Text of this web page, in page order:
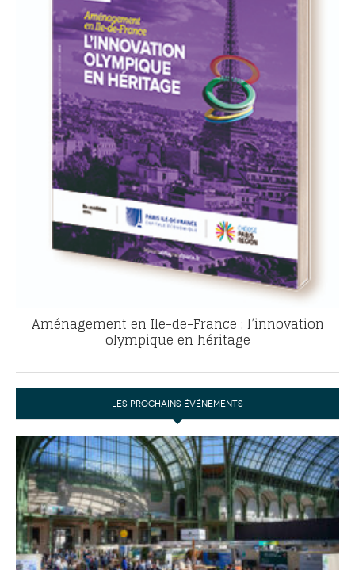
Aménagement en Ile-de-France : l’innovation
olympique en héritage
LES PROCHAINS ÉVÉNEMENTS